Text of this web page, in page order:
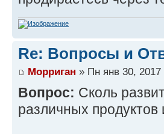
Re: Вопросы и
Морриган » Пн янв 30, 2017
Вопрос: Сколь
различных